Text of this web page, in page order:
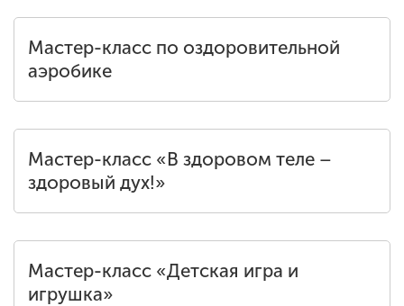
Мастер-класс по оздоровительной
аэробике
Мастер-класс «В здоровом теле –
здоровый дух!»
Мастер-класс «Детская игра и
игрушка»